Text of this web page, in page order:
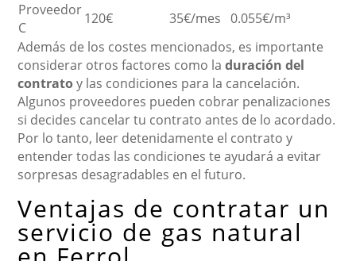
Proveedor
C
120€ 35€/mes
0.055€/m³
Además de los costes mencionados, es importante
considerar otros factores como laduración del
contratoy las condiciones para la cancelación.
Algunos proveedores pueden cobrar penalizaciones
si decides cancelar tu contrato antes de lo acordado.
Por lo tanto, leer detenidamente el contrato y
entender todas las condiciones te ayudará a evitar
sorpresas desagradables en el futuro.
Ventajas de contratar un
servicio de gas natural